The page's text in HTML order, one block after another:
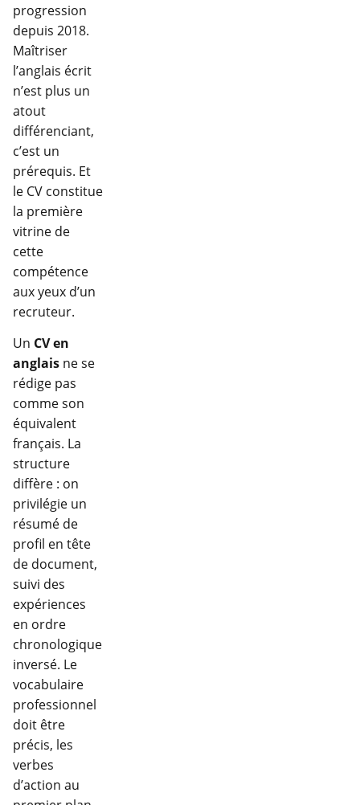
progression
depuis 2018.
Maîtriser
l’anglais écrit
n’est plus un
atout
différenciant,
c’est un
prérequis. Et
le CV constitue
la première
vitrine de
cette
compétence
aux yeux d’un
recruteur.
Un CV en
anglais ne se
rédige pas
comme son
équivalent
français. La
structure
diffère : on
privilégie un
résumé de
profil en tête
de document,
suivi des
expériences
en ordre
chronologique
inversé. Le
vocabulaire
professionnel
doit être
précis, les
verbes
d’action au